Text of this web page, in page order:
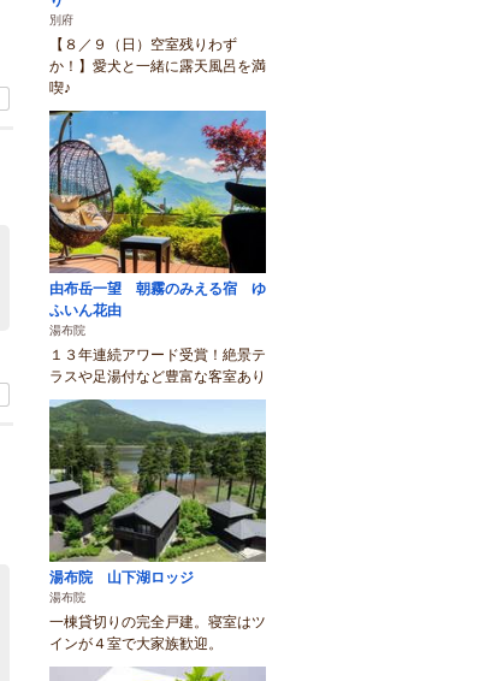
別府
【８／９（日）空室残りわず
か！】愛犬と一緒に露天風呂を満
喫♪
由布岳一望 朝霧のみえる宿 ゆ
ふいん花由
湯布院
１３年連続アワード受賞！絶景テ
ラスや足湯付など豊富な客室あり
湯布院 山下湖ロッジ
湯布院
一棟貸切りの完全戸建。寝室はツ
インが４室で大家族歓迎。